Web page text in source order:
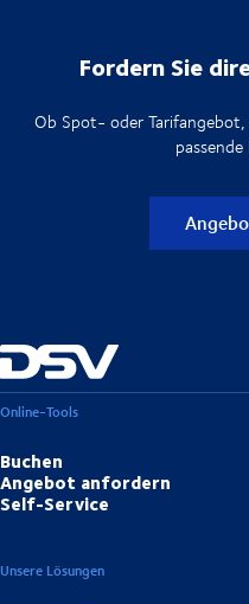
Fordern Sie
Ob Spot- oder Tarifangebot,
Online-Tools
Buchen
Angebot anfordern
Self-Service
Unsere Lösungen